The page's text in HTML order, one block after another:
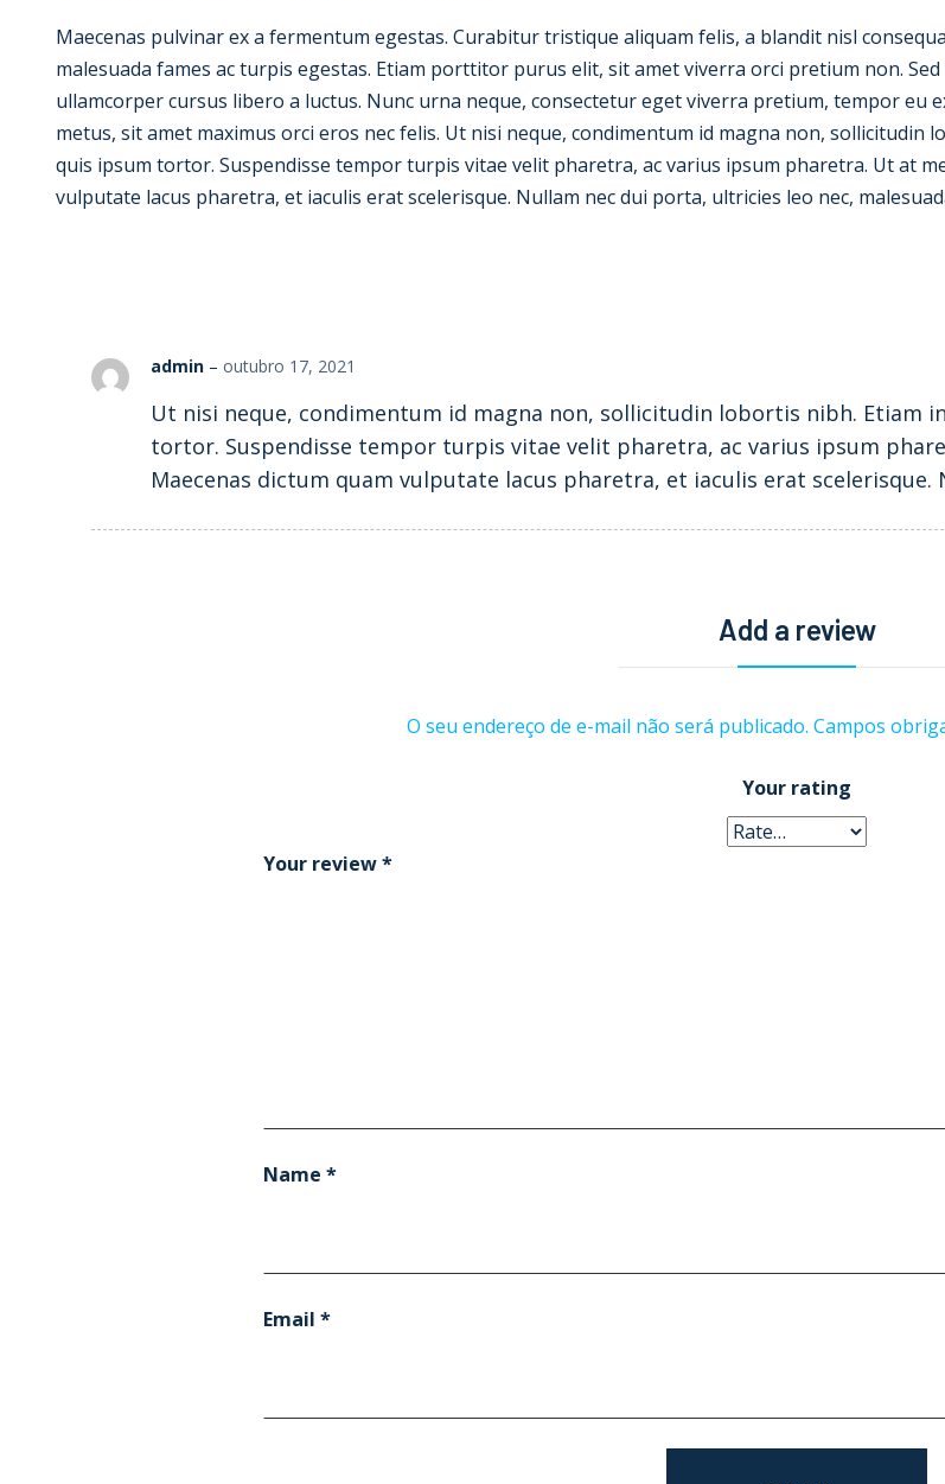
Maecenas pulvinar ex a fermentum egestas. Curabitur tristique aliquam felis, a blandit nisl
malesuada fames ac turpis egestas. Etiam porttitor purus elit, sit amet viverra orci pretium non.
ullamcorper cursus libero a luctus. Nunc urna neque, consectetur eget viverra pretium, tempor eu
metus, sit amet maximus orci eros nec felis. Ut nisi neque, condimentum id magna non,
quis ipsum tortor. Suspendisse tempor turpis vitae velit pharetra, ac varius ipsum pharetra. Ut at
vulputate lacus pharetra, et iaculis erat scelerisque. Nullam nec dui porta, ultricies leo nec,
admin – outubro 17, 2021
Ut nisi neque, condimentum id magna non, sollicitudin lobortis nibh. Etiam
tortor. Suspendisse tempor turpis vitae velit pharetra, ac varius ipsum
Maecenas dictum quam vulputate lacus pharetra, et iaculis erat
Add a review
O seu endereço de e-mail não será publicado. Campos
Your rating
Your review*
Name *
Email *